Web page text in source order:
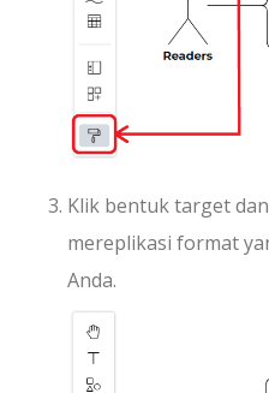
Klik bentuk target
mereplikasi format
Anda.